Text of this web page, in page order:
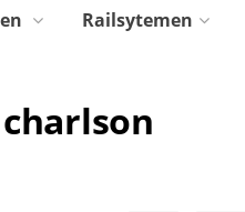
Railsytemen